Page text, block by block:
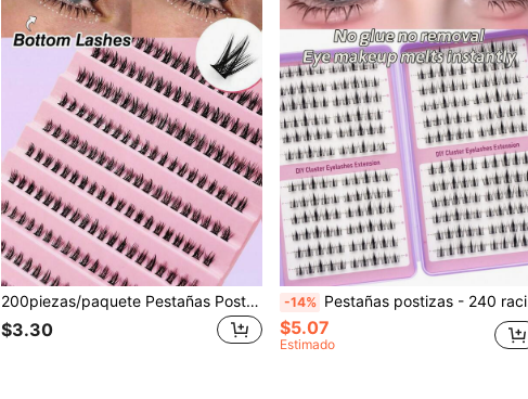
200piezas/paquete Pestañas Postizas Inferiores, Gruesas y Naturales, Suaves y Aireadas, Adecuadas para Fiestas de Vacaciones, Pestañas Postizas Estilo Ojo de Gato, Adecuadas para Varias Ocasiones, Pestañas Inferiores, Pestañas de Capa Interna, Pestañas Inferiores
$3.30
-14% Pestañas postizas - 240 racimos C Curl, estilo inteligente Little Rabbit, gruesas y hermosas, adecuadas para principiantes
$5.07
Estimado